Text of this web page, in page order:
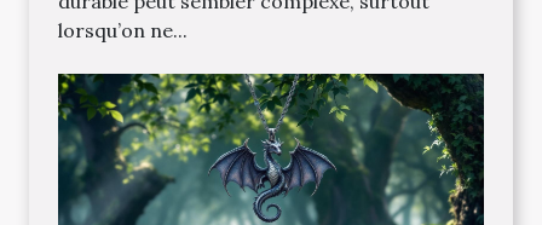
lorsqu’on ne...